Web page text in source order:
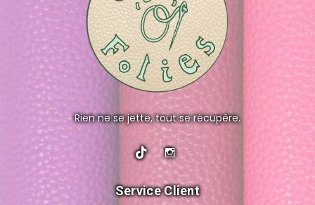
Rien ne se jette, tout se récupère.
Service Client